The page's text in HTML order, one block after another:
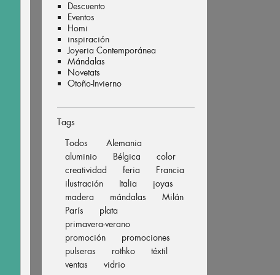
Descuento
Eventos
Homi
inspiración
Joyeria Contemporánea
Mándalas
Novetats
Otoño-Invierno
Tags
Todos
Alemania
aluminio
Bélgica
color
creatividad
feria
Francia
ilustración
Italia
joyas
madera
mándalas
Milán
París
plata
primavera-verano
promoción
promociones
pulseras
rothko
téxtil
ventas
vidrio